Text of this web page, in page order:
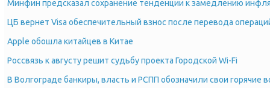
Минфин предсказал сохранение тенденции к замедлению
ЦБ вернет Visa обеспечительный взнос после перевода
Apple обошла китайцев в Китае
Россвязь к августу решит судьбу проекта Городской Wi-Fi
В Волгограде банкиры, власть и РСПП обозначили свои горячие